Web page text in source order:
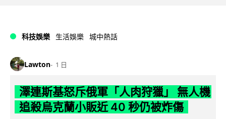
科技娛樂 生活娛樂 城中熱話
Lawton 1 日
澤連斯基怒斥俄軍「人肉狩獵」 無人機
追殺烏克蘭小販近 40 秒仍被炸傷